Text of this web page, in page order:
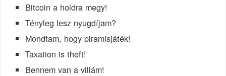
Bitcoin a holdra megy!
Tényleg lesz nyugdíjam?
Mondtam, hogy piramisjáték!
Taxation is theft!
Bennem van a villám!